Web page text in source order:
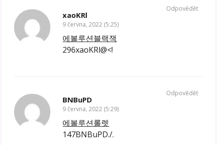
xaoKRl
9 června, 2022 (5:25)
에볼루션블랙잭
296xaoKRl@<!
Odpovědět
BNBuPD
9 června, 2022 (5:29)
에볼루션롤렛
147BNBuPD./.
Odpovědět